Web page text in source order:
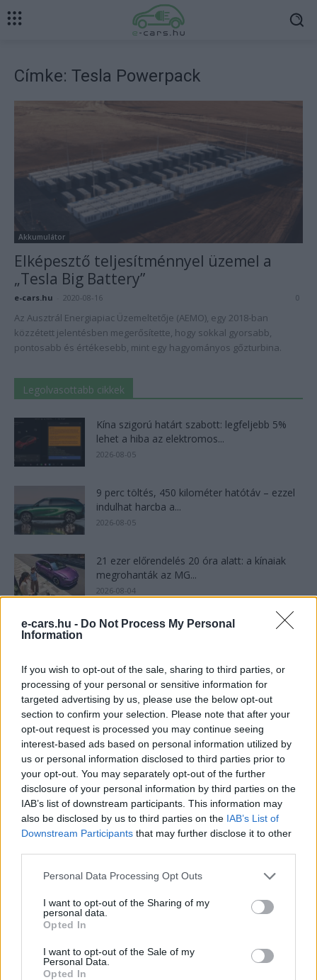
e-cars.hu - Do Not Process My Personal
Information
If you wish to opt-out of the sale, sharing to third parties, or
processing of your personal or sensitive information for
targeted advertising by us, please use the below opt-out
section to confirm your selection. Please note that after your
opt-out request is processed you may continue seeing
interest-based ads based on personal information utilized by
us or personal information disclosed to third parties prior to
your opt-out. You may separately opt-out of the further
disclosure of your personal information by third parties on the
IAB’s list of downstream participants. This information may
also be disclosed by us to third parties on the IAB’s List of
Downstream Participants that may further disclose it to other
Personal Data Processing Opt Outs
I want to opt-out of the Sharing of my
personal data.
Opted In
I want to opt-out of the Sale of my
Personal Data.
Opted In
Címke: Tesla Powerpack
Akkumulátor
Elképesztő teljesítménnyel üzemel a
„Tesla Big Battery”
e-cars.hu 2020-08-16 0
Az Ausztrál Energiapiac Üzemeltetője (AEMO), egy 2018-ban
közzétett jelentésben megerősítette, hogy sokkal gyorsabb,
pontosabb és értékesebb, mint egy hagyományos gőzturbina.
Legolvasottabb cikkek
Kína szigorú határt szabott: legfeljebb 5%
lehet a hiba az elektromos...
2026-08-05
9 perc töltés, 450 kilométer hatótáv – ezzel
indulhat harcba a...
2026-08-05
21 ezer előrendelés 20 óra alatt: a kínaiak
megrohanták az MG...
2026-08-04
A Leapmotor átlépte a 100 ezres
A Volkswagen bedobta azt a lapot Kínában,
amivel a helyi EV-gyártókat...
2026-08-04
Az Audi letarolta saját rekordjait — készül
minden idők leghatékonyabb villanyautója
2026-08-04
4000 állomás, 108 másodperc: itt a Nio új
A kínaiak leállítják, amit két éve minden EV-
gyártó imádott
124%-kal nőtt a BYD exportja — ez lehet az